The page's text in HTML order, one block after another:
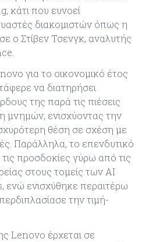
κάτι που ευνοεί
διακομιστών όπως η
ο Στίβεν Τσενγκ, αναλυτής
για το οικονομικό έτος
να διατηρήσει
της παρά τις πιέσεις
μνημών, ενισχύοντας την
θέση σε σχέση με
Παράλληλα, το επενδυτικό
προσδοκίες γύρω από τις
στους τομείς των AI
ενώ ενισχύθηκε περαιτέρω
την τιμή-
Lenovo έρχεται σε